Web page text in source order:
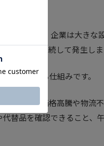
のなかで、企業は大きな
模改善は継続して発生しま
調達できる仕組みです。
品です。価格高騰や物流不
替品を確認できること、